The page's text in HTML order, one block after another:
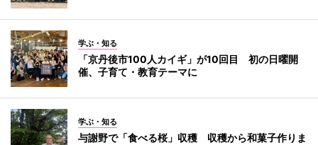
学ぶ・知る
「京丹後市100人カイギ」が10回目 初の日曜開
催、子育て・教育テーマに
学ぶ・知る
与謝野で「食べる桜」収穫 収穫から和菓子作りま